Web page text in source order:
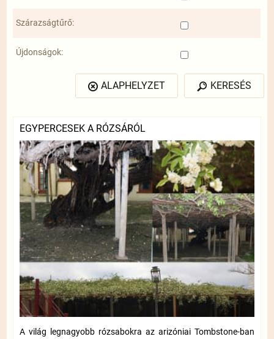
Szárazságtűrő:
Újdonságok:
ALAPHELYZET KERESÉS
EGYPERCESEK A RÓZSÁRÓL
A világ legnagyobb rózsabokra az arizóniai Tombstone-ban